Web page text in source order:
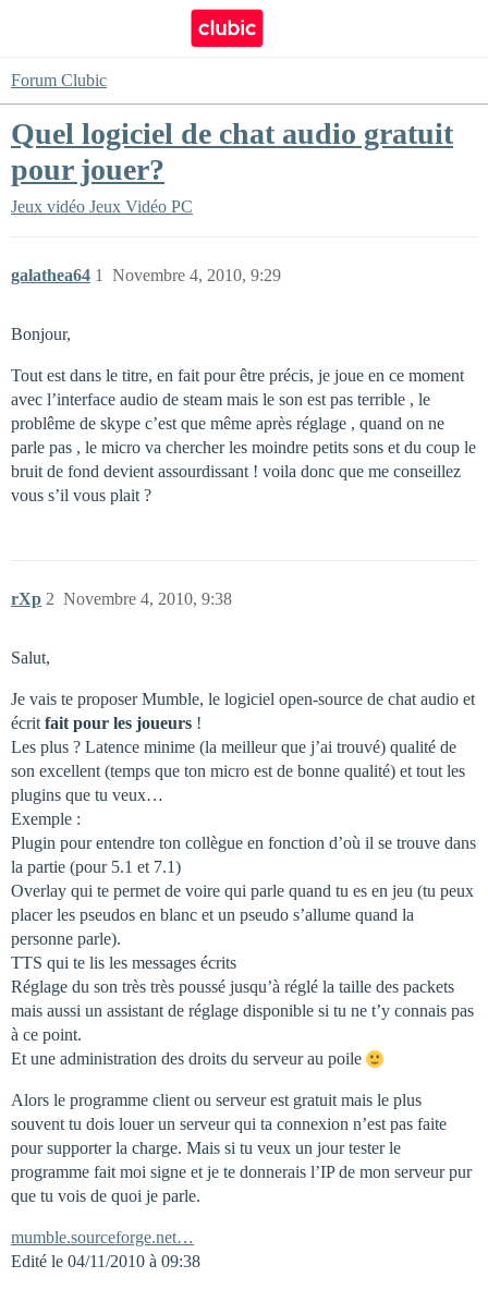
Forum Clubic
Quel logiciel de chat audio gratuit
pour jouer?
Jeux vidéo Jeux Vidéo PC
galathea64 Novembre 4, 2010, 9:29
1
Bonjour,
Tout est dans le titre, en fait pour être précis, je joue en ce moment
avec l’interface audio de steam mais le son est pas terrible , le
problême de skype c’est que même après réglage , quand on ne
parle pas , le micro va chercher les moindre petits sons et du coup le
bruit de fond devient assourdissant ! voila donc que me conseillez
vous s’il vous plait ?
rXp Novembre 4, 2010, 9:38
2
Salut,
Je vais te proposer Mumble, le logiciel open-source de chat audio et
écrit fait pour les joueurs !
Les plus ? Latence minime (la meilleur que j’ai trouvé) qualité de
son excellent (temps que ton micro est de bonne qualité) et tout les
plugins que tu veux…
Exemple :
Plugin pour entendre ton collègue en fonction d’où il se trouve dans
la partie (pour 5.1 et 7.1)
Overlay qui te permet de voire qui parle quand tu es en jeu (tu peux
placer les pseudos en blanc et un pseudo s’allume quand la
personne parle).
TTS qui te lis les messages écrits
Réglage du son très très poussé jusqu’à réglé la taille des packets
mais aussi un assistant de réglage disponible si tu ne t’y connais pas
à ce point.
Et une administration des droits du serveur au poile
Alors le programme client ou serveur est gratuit mais le plus
souvent tu dois louer un serveur qui ta connexion n’est pas faite
pour supporter la charge. Mais si tu veux un jour tester le
programme fait moi signe et je te donnerais l’IP de mon serveur pur
que tu vois de quoi je parle.
mumble.sourceforge.net…
Edité le 04/11/2010 à 09:38